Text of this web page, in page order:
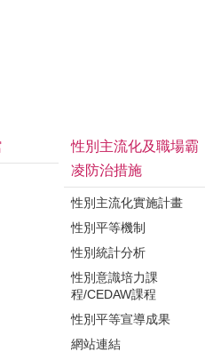
性別主流化及職場霸
凌防治措施
性別主流化實施計畫
性別平等機制
性別統計分析
性別意識培力課
程/CEDAW課程
性別平等宣導成果
網站連結